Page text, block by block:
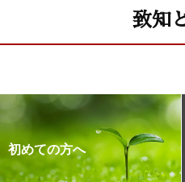
致知
初めての方へ